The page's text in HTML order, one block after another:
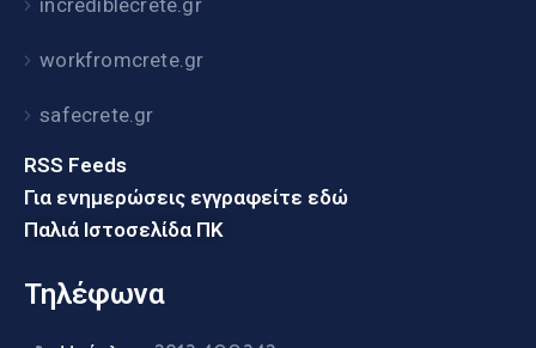
incrediblecrete.gr
workfromcrete.gr
safecrete.gr
RSS Feeds
Για ενημερώσεις εγγραφείτε εδώ
Παλιά Ιστοσελίδα ΠΚ
Τηλέφωνα